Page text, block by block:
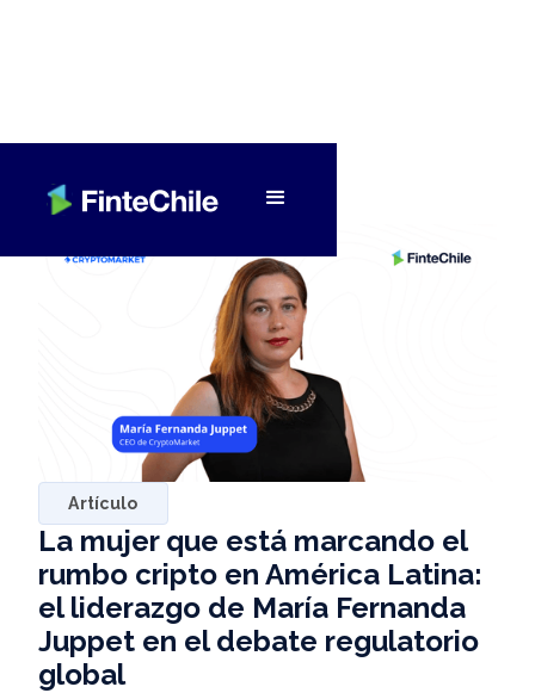
Artículo
La mujer que está marcando el
rumbo cripto en América Latina:
el liderazgo de María Fernanda
Juppet en el debate regulatorio
global